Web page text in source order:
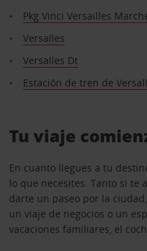
Pkg Vinci Versailles
Versalles
Versalles Dt
Estación de tren de
Tu viaje
En cuanto llegues a tu
lo que necesites. Tanto si te
darte un paseo por la
un viaje de negocios o un
vacaciones familiares, el